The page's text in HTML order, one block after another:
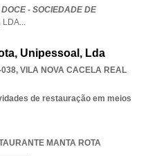
- SOCIEDADE DE
LDA...
Unipessoal, Lda
038, VILA NOVA CACELA REAL
de restauração em meios
MANTA ROTA